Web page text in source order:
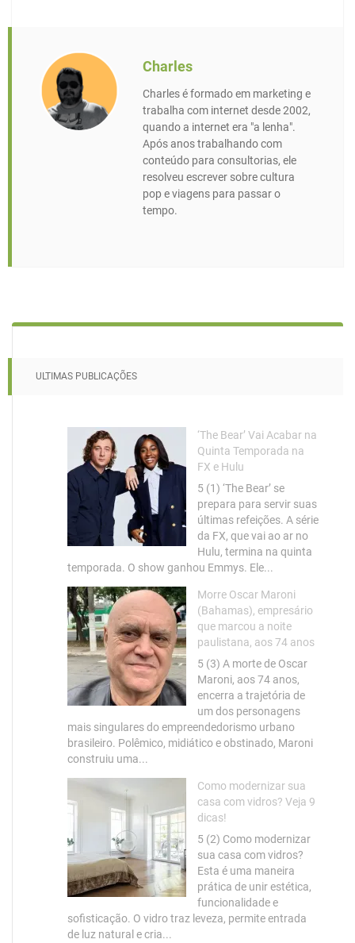
Charles
Charles é formado em marketing e
trabalha com internet desde 2002,
quando a internet era "a lenha".
Após anos trabalhando com
conteúdo para consultorias, ele
resolveu escrever sobre cultura
pop e viagens para passar o
tempo.
ULTIMAS PUBLICAÇÕES
‘The Bear’ Vai Acabar na
Quinta Temporada na
FX e Hulu
5 (1) ‘The Bear’ se
prepara para servir suas
últimas refeições. A série
da FX, que vai ao ar no
Hulu, termina na quinta
temporada. O show ganhou Emmys. Ele...
Morre Oscar Maroni
(Bahamas), empresário
que marcou a noite
paulistana, aos 74 anos
5 (3) A morte de Oscar
Maroni, aos 74 anos,
encerra a trajetória de
um dos personagens
mais singulares do empreendedorismo urbano
brasileiro. Polêmico, midiático e obstinado, Maroni
construiu uma...
Como modernizar sua
casa com vidros? Veja 9
dicas!
5 (2) Como modernizar
sua casa com vidros?
Esta é uma maneira
prática de unir estética,
funcionalidade e
sofisticação. O vidro traz leveza, permite entrada
de luz natural e cria...